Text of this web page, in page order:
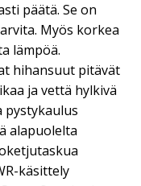
päätä. Se on
Myös korkea
lämpöä.
hihansuut pitävät
ja vettä hylkivä
pystykaulus
alapuolelta
käsittely